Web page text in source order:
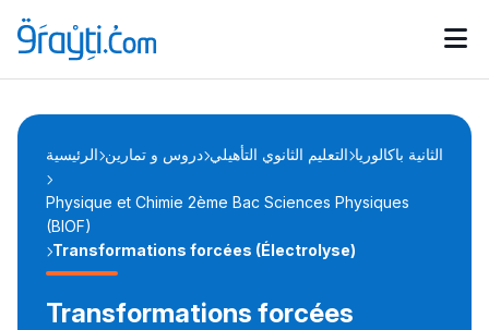
Catégories
d'actualités
Annonces bourses
الرئيسية دروس و تمارين التعليم الثانوي التأهيلي الثانية باكالوريا
Physique et Chimie 2ème Bac Sciences Physiques
(BIOF)
Transformations forcées (Électrolyse)
Transformations forcées